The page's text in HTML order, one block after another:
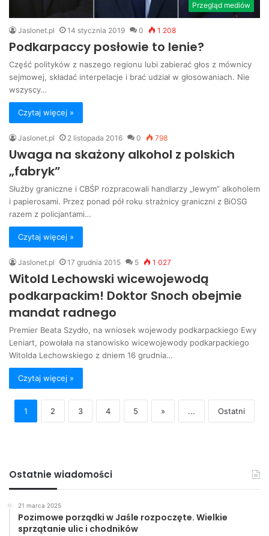
Przegląd mediów
Jaslonet.pl 14 stycznia 2019 0 1 208
Podkarpaccy posłowie to lenie?
Część polityków z naszego regionu lubi zabierać głos z mównicy
sejmowej, składać interpelacje i brać udział w głosowaniach. Nie
wszyscy…
Czytaj więcej »
Jaslonet.pl 2 listopada 2016 0 798
Uwaga na skażony alkohol z polskich
„fabryk”
Służby graniczne i CBŚP rozpracowali handlarzy „lewym” alkoholem
i papierosami. Przez ponad pół roku strażnicy graniczni z BiOSG
razem z policjantami…
Czytaj więcej »
Jaslonet.pl 17 grudnia 2015 5 1 027
Witold Lechowski wicewojewodą
podkarpackim! Doktor Snoch obejmie
mandat radnego
Premier Beata Szydło, na wniosek wojewody podkarpackiego Ewy
Leniart, powołała na stanowisko wicewojewody podkarpackiego
Witolda Lechowskiego z dniem 16 grudnia…
Czytaj więcej »
1 2 3 4 5 » ... Ostatni
Ostatnie wiadomości
21 marca 2025
Pozimowe porządki w Jaśle rozpoczęte. Wielkie
sprzątanie ulic i chodników